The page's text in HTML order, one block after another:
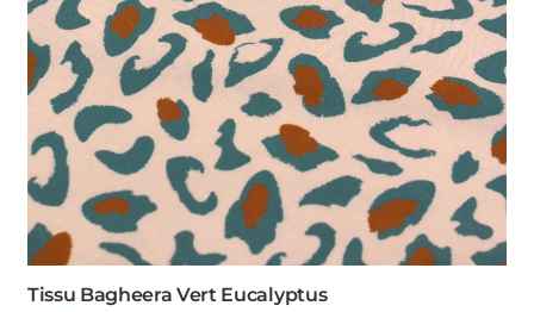
Tissu Bagheera Vert Eucalyptus